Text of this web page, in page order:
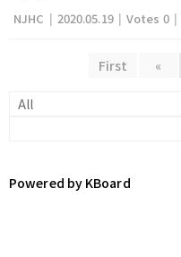
NJHC | 2020.05.19 | Votes 0 |
First «
Powered by KBoard